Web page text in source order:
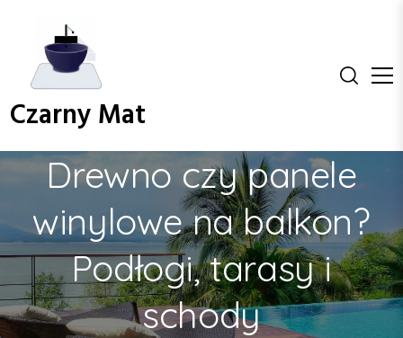
o
e
n
Czarny Mat
Drewno czy panele
winylowe na balkon?
Podłogi, tarasy i
schody